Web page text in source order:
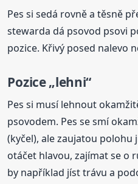
Pes si sedá rovně a těsně
stewarda dá psovod psovi
pozice. Křivý posed nalevo
Pozice „lehni“
Pes si musí lehnout
psovodem. Pes se smí
(kyčel), ale zaujatou polohu
otáčet hlavou, zajímat se o
by například jíst trávu a